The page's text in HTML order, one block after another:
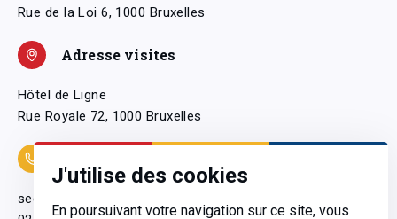
J'utilise des cookies
En poursuivant votre navigation sur ce site, vous
Rue de la Loi 6, 1000 Bruxelles
Adresse visites
Hôtel de Ligne
Rue Royale 72, 1000 Bruxelles
secretariatgeneral@pfwb.be